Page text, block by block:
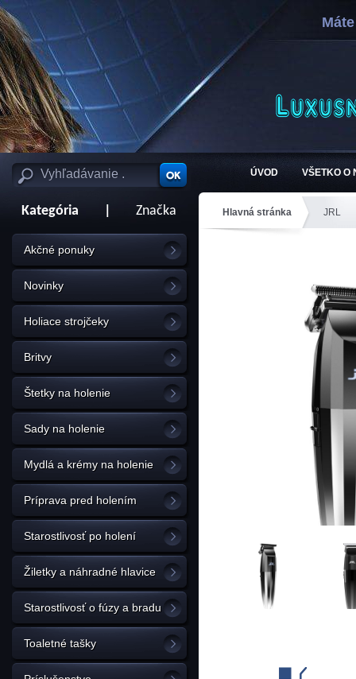
ÚVOD VŠETKO O
Kategória Značka
Akčné ponuky
Novinky
Holiace strojčeky
Britvy
Štetky na holenie
Sady na holenie
Mydlá a krémy na holenie
Príprava pred holením
Starostlivosť po holení
Žiletky a náhradné hlavice
Starostlivosť o fúzy a bradu
Toaletné tašky
Hlavná stránka JRL